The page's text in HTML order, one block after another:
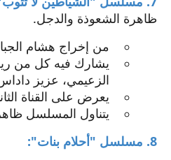
ظاهرة الشعوذة والدجل.
من إخراج هشام
يشارك فيه كل من
الزعيمي، عزيز
يعرض على القناة
يتناول المسلسل
8. مسلسل "أحلام بنات":